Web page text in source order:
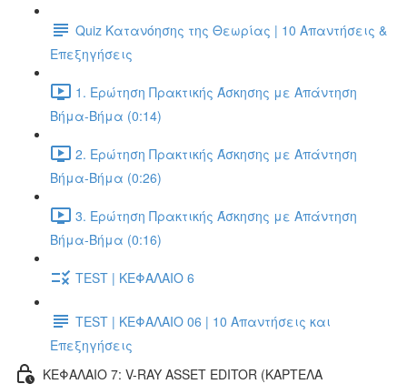
Quiz Κατανόησης της Θεωρίας | 10 Απαντήσεις &
Επεξηγήσεις
1. Ερώτηση Πρακτικής Άσκησης με Απάντηση
Βήμα-Βήμα (0:14)
2. Ερώτηση Πρακτικής Άσκησης με Απάντηση
Βήμα-Βήμα (0:26)
3. Ερώτηση Πρακτικής Άσκησης με Απάντηση
Βήμα-Βήμα (0:16)
TEST | ΚΕΦΑΛΑΙΟ 6
TEST | ΚΕΦΑΛΑΙΟ 06 | 10 Απαντήσεις και
Επεξηγήσεις
ΚΕΦΑΛΑΙΟ 7: V-RAY ASSET EDITOR (ΚΑΡΤΕΛΑ